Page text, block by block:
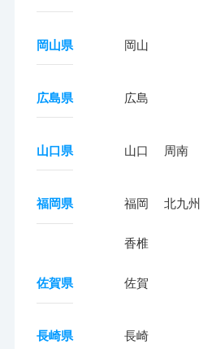
岡山県 岡山
広島県 広島
山口県 山口 周南
福岡県 福岡 北九州
香椎
佐賀県 佐賀
長崎県 長崎